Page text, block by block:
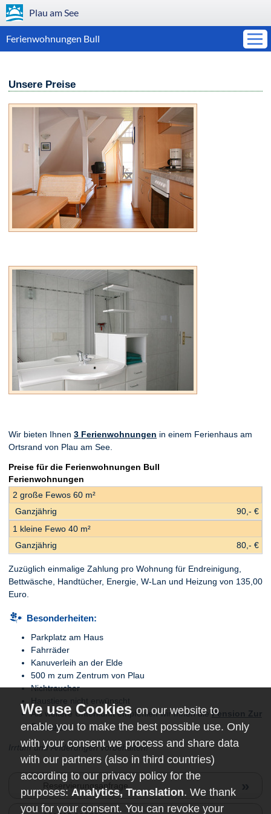
Plau am See
Ferienwohnungen Bull
Unsere Preise
Wir bieten Ihnen 3 Ferienwohnungen in einem Ferienhaus am
Ortsrand von Plau am See.
Preise für die Ferienwohnungen Bull
Ferienwohnungen
2 große Fewos 60 m²
90,- €
1 kleine Fewo 40 m²
80,- €
Zuzüglich einmalige Zahlung pro Wohnung für Endreinigung,
Bettwäsche, Handtücher, Energie, W-Lan und Heizung von 135,00
Euro.
Besonderheiten:
Parkplatz am Haus
Fahrräder
Kanuverleih an der Elde
500 m zum Zentrum von Plau
Nichtraucher
Haustiere nicht erwünscht
Als weitere Unterkunft empfehlen wir Ihnen diePension Zur
Scheune.
Irrtum und Änderungen vorbehalten!
Reservierungsanfrage »
on our website to
enable you to make the best possible use. Only
with your consent we process and share data
with our partners (also in third countries)
according to our privacy policy for the
purposes:Analytics, Translation. We thank
you for your consent. You can revoke your